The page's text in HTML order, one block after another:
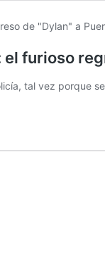
furioso
tal vez porque